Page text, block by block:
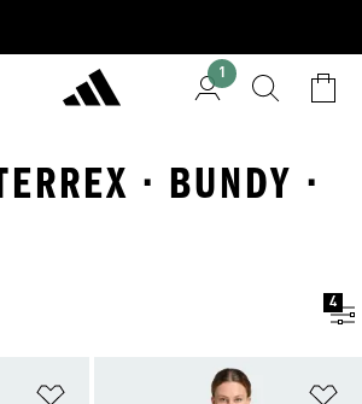
1
· BUNDY ·
4
Přidat do seznamu přání